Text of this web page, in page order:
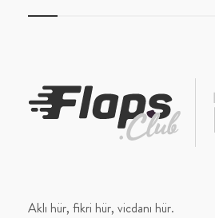
Aklı hür, fikri hür, vicdanı hür.